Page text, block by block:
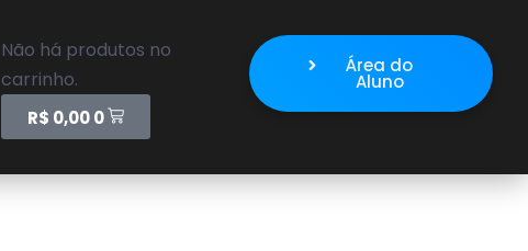
Não há produtos no
carrinho.
R$ 0,000
Área do
Aluno